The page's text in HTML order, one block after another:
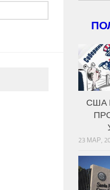
США
23 МАР,